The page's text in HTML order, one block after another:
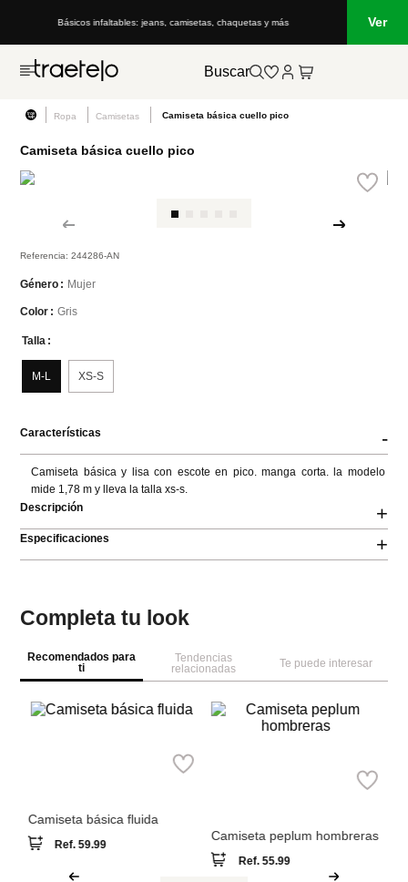
Básicos infaltables: jeans, camisetas, chaquetas y más Ver
Buscar
Ropa Camisetas Camiseta básica cuello pico
Camiseta básica cuello pico
Referencia:244286-AN
Género Mujer
Color Gris
Talla
M-L XS-S
Características -
Camiseta básica y lisa con escote en pico. manga corta. la modelo
mide 1,78 m y lleva la talla xs-s.
Descripción
+
Especificaciones +
Completa tu look
Recomendados para
ti
Tendencias
relacionadas
Te puede interesar